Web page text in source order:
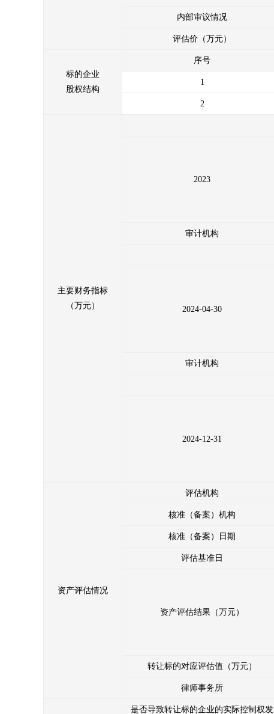
内部审议情况
评估价（万元）
标的企业
股权结构
序号
1
2
主要财务指标
（万元）
2023
审计机构
2024-04-30
审计机构
2024-12-31
资产评估情况
评估机构
核准（备案）机构
核准（备案）日期
评估基准日
资产评估结果（万元）
转让标的对应评估值（万元）
律师事务所
是否导致转让标的企业的实际控制权发